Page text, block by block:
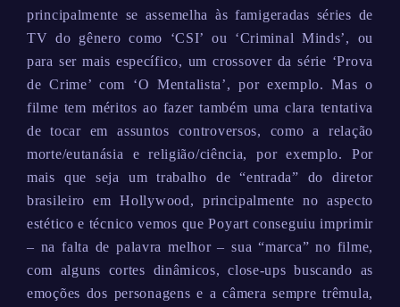
principalmente se assemelha às famigeradas séries de
TV do gênero como ‘CSI’ ou ‘Criminal Minds’, ou
para ser mais específico, um crossover da série ‘Prova
de Crime’ com ‘O Mentalista’, por exemplo. Mas o
filme tem méritos ao fazer também uma clara tentativa
de tocar em assuntos controversos, como a relação
morte/eutanásia e religião/ciência, por exemplo. Por
mais que seja um trabalho de “entrada” do diretor
brasileiro em Hollywood, principalmente no aspecto
estético e técnico vemos que Poyart conseguiu imprimir
– na falta de palavra melhor – sua “marca” no filme,
com alguns cortes dinâmicos, close-ups buscando as
emoções dos personagens e a câmera sempre trêmula,